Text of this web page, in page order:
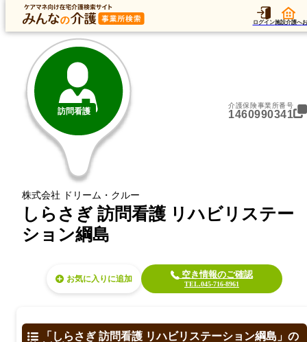
ログイン施設介護へ
トップ データ
トップ 神奈川県 横浜市港北区 訪問看護 しらさぎ 訪問看護 リハビリステーション綱
訪問看護
株式会社 ドリーム・クルー
介護保険事業所番号
1460990341
しらさぎ 訪問看護 リハビリステー
ション綱島
お気に入り 空き情報のご確認
TEL.045-716-8961
「しらさぎ 訪問看護 リハビリステーション綱島」の